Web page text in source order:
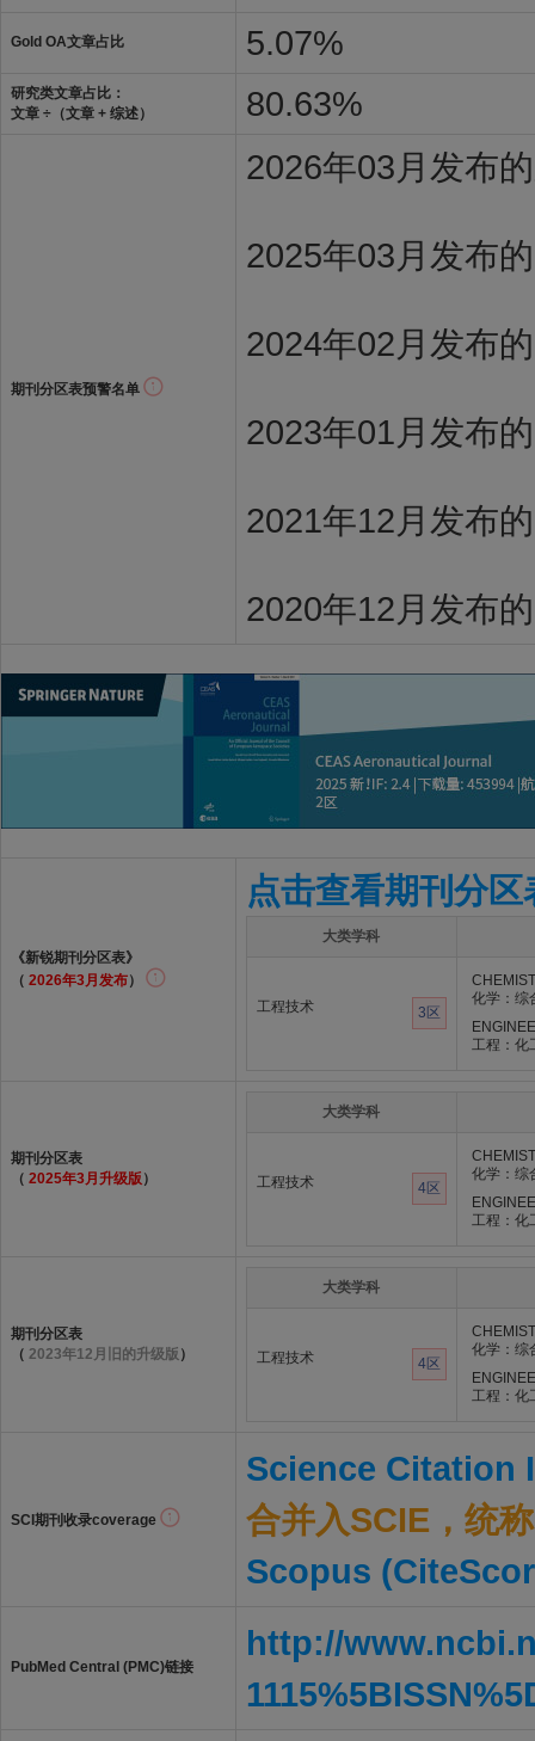
Gold OA文章占比 5.07%
研究类文章占比：
文章 ÷（文章 + 综述）
80.63%
期刊分区表预警名单
2026年03月发布
2025年03月发布
2024年02月发布
2023年01月发布
2021年12月发布
2020年12月发布
《新锐期刊分区表》
（ 2026年3月发布）
点击查看期刊分区
大类学科
工程技术 3区
化学：综
工程：化
期刊分区表
（ 2025年3月升级版 ）
大类学科
工程技术 4区
化学：综
工程：化
期刊分区表
（ 2023年12月旧的升级版 ）
大类学科
工程技术 4区
化学：综
工程：化
SCI期刊收录coverage
Science Citation
合并入SCIE，统
Scopus
PubMed Central (PMC)链接
http://